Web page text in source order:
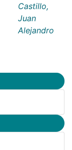
Castillo,
Juan
Alejandro